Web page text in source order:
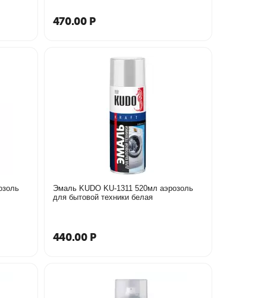
470.00 Р
Эмаль KUDO KU-1311 520мл аэрозоль
для бытовой техники белая
440.00 Р